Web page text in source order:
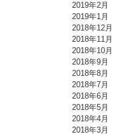
2019年2月
2019年1月
2018年12月
2018年11月
2018年10月
2018年9月
2018年8月
2018年7月
2018年6月
2018年5月
2018年4月
2018年3月